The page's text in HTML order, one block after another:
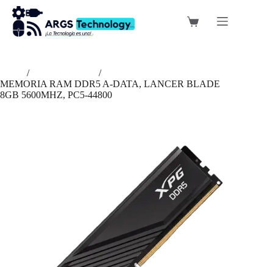
Saltar
contenido
Carro
/
/
MEMORIA RAM DDR5 A-DATA, LANCER BLADE
8GB 5600MHZ, PC5-44800